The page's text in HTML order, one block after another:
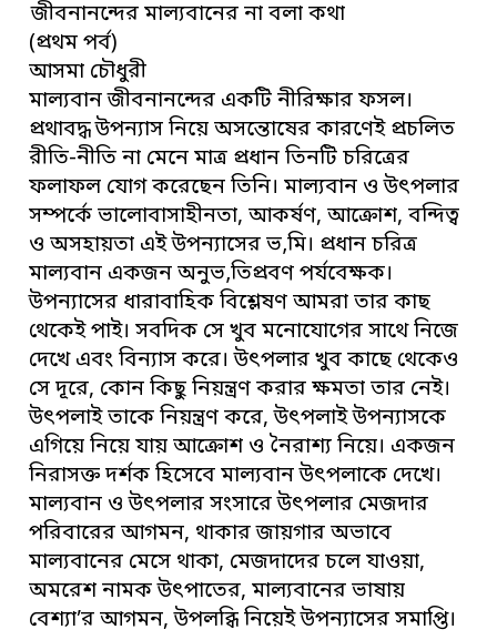
জীবনানন্দের মাল্যবানের না বলা কথা
(প্রথম পর্ব)
আসমা চৌধুরী
মাল্যবান জীবনানন্দের একটি নীরিক্ষার ফসল।
প্রথাবদ্ধ উপন্যাস নিয়ে অসন্তোষের কারণেই প্রচলিত
রীতি-নীতি না মেনে মাত্র প্রধান তিনটি চরিত্রের
ফলাফল যোগ করেছেন তিনি। মাল্যবান ও উৎপলার
সম্পর্কে ভালোবাসাহীনতা, আকর্ষণ, আক্রোশ, বন্দিত্ব
ও অসহায়তা এই উপন্যাসের ভ‚মি। প্রধান চরিত্র
মাল্যবান একজন অনুভ‚তিপ্রবণ পর্যবেক্ষক।
উপন্যাসের ধারাবাহিক বিশ্লেষণ আমরা তার কাছ
থেকেই পাই। সবদিক সে খুব মনোযোগের সাথে নিজে
দেখে এবং বিন্যাস করে। উৎপলার খুব কাছে থেকেও
সে দূরে, কোন কিছু নিয়ন্ত্রণ করার ক্ষমতা তার নেই।
উৎপলাই তাকে নিয়ন্ত্রণ করে, উৎপলাই উপন্যাসকে
এগিয়ে নিয়ে যায় আক্রোশ ও নৈরাশ্য নিয়ে। একজন
নিরাসক্ত দর্শক হিসেবে মাল্যবান উৎপলাকে দেখে।
মাল্যবান ও উৎপলার সংসারে উৎপলার মেজদার
পরিবারের আগমন, থাকার জায়গার অভাবে
মাল্যবানের মেসে থাকা, মেজদাদের চলে যাওয়া,
অমরেশ নামক উৎপাতের, মাল্যবানের ভাষায়
বেশ্যা’র আগমন, উপলব্ধি নিয়েই উপন্যাসের সমাপ্তি।